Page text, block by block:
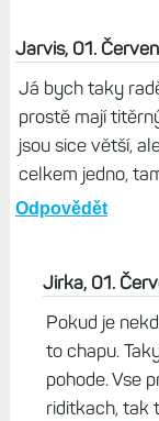
Jarvis, 01.
Já bych taky
prostě mají
jsou sice větší,
celkem jedno,
Odpovědět
Jirka, 01.
Pokud je
to chapu.
pohode. Vse
riditkach, tak